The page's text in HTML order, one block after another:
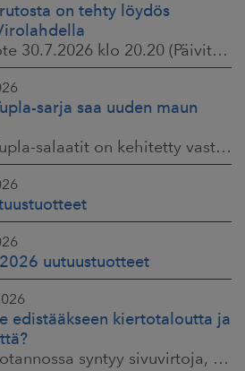
on tehty löydös
HKFoods Oyj, tiedote 30.7.2026 klo 20.20 (Päivitetty 3.8.2026 )
sarja saa uuden maun
Mäkitalon Farmin Tupla-salaatit on kehitetty vastaamaan kuluttajien toiveisiin ruokaisista, proteiinipitoisista ja helposti mukaan otettavista aterioista.
uutuustuotteet
edistääkseen kiertotaloutta ja
HKFoodsin ruoantuotannossa syntyy sivuvirtoja, jotka sisältävät arvokkaita ainesosia. Niistä osa ohjataan jo muille teollisuuden aloille hyötykäyttöön